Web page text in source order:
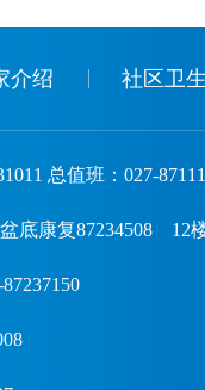
介绍 社区卫
总值班：027-
康复87234508 12